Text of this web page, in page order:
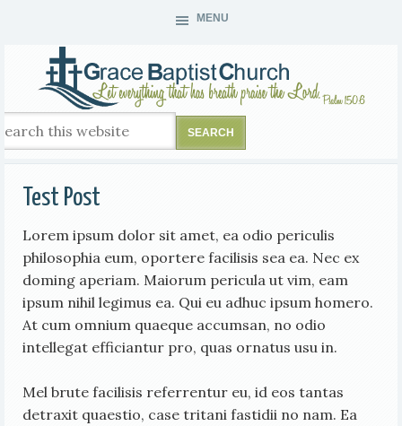
MENU
Test Post
Lorem ipsum dolor sit amet, ea odio periculis
philosophia eum, oportere facilisis sea ea. Nec ex
doming aperiam. Maiorum pericula ut vim, eam
ipsum nihil legimus ea. Qui eu adhuc ipsum homero.
At cum omnium quaeque accumsan, no odio
intellegat efficiantur pro, quas ornatus usu in.
Mel brute facilisis referrentur eu, id eos tantas
detraxit quaestio, case tritani fastidii no nam. Ea